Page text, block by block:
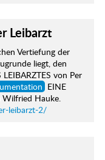
Leibarzt
Vertiefung der
liegt, den
von Per
EINE
Wilfried Hauke.
leibarzt-2/